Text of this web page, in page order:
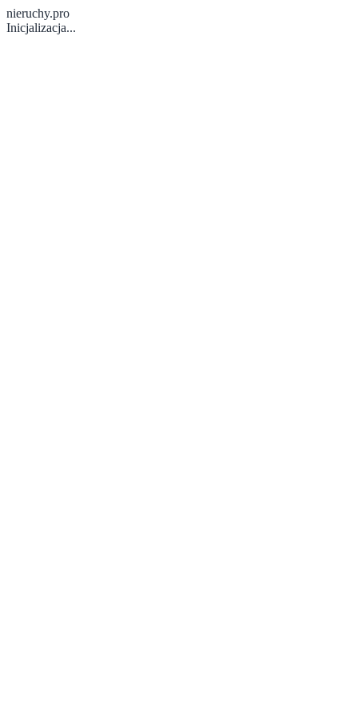
nieruchy.pro
Inicjalizacja...